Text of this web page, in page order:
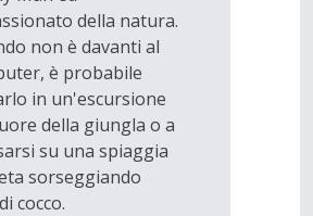
della natura.
non è davanti al
è probabile
in un'escursione
della giungla o a
su una spiaggia
sorseggiando
cocco.